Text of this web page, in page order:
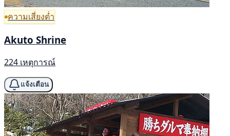
ความเสี่ยงต่ำ
Akuto Shrine
224 เหตุการณ์
แจ้งเตือน